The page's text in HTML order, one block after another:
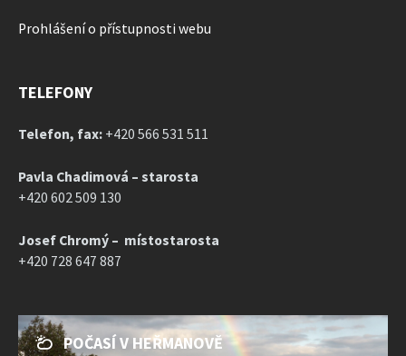
Prohlášení o přístupnosti webu
TELEFONY
Telefon, fax: +420 566 531 511
Pavla Chadimová – starosta
+420 602 509 130
Josef Chromý – místostarosta
+420 728 647 887
POČASÍ V HEŘMANOVĚ